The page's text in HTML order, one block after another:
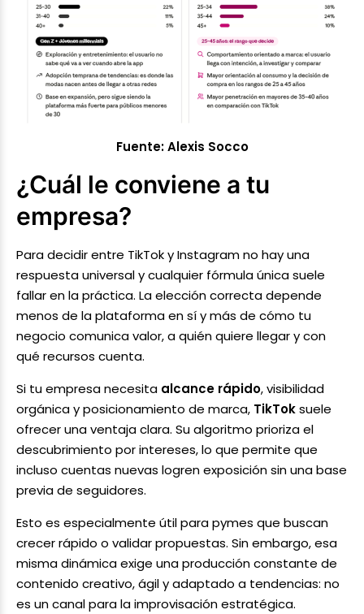
Fuente: Alexis Socco
¿Cuál le conviene a tu
empresa?
Para decidir entre TikTok y Instagram no hay una
respuesta universal y cualquier fórmula única suele
fallar en la práctica. La elección correcta depende
menos de la plataforma en sí y más de cómo tu
negocio comunica valor, a quién quiere llegar y con
qué recursos cuenta.
Si tu empresa necesita alcance rápido, visibilidad
orgánica y posicionamiento de marca, TikToksuele
ofrecer una ventaja clara. Su algoritmo prioriza el
descubrimiento por intereses, lo que permite que
incluso cuentas nuevas logren exposición sin una base
previa de seguidores.
Esto es especialmente útil para pymes que buscan
crecer rápido o validar propuestas. Sin embargo, esa
misma dinámica exige una producción constante de
contenido creativo, ágil y adaptado a tendencias: no
es un canal para la improvisación estratégica.